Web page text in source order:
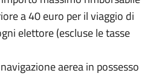
a 40 euro per il viaggio di
elettore (escluse le tasse
aerea in possesso